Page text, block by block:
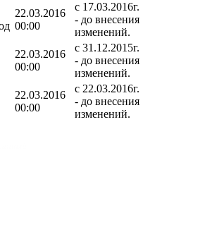
22.03.2016
00:00
c 17.03.2016г.
- до внесения
изменений.
22.03.2016
00:00
c 31.12.2015г.
- до внесения
изменений.
22.03.2016
00:00
c 22.03.2016г.
- до внесения
изменений.